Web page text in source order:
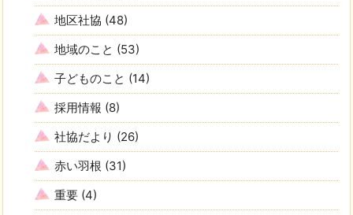
地区社協 (48)
地域のこと (53)
子どものこと (14)
採用情報 (8)
社協だより (26)
赤い羽根 (31)
重要 (4)